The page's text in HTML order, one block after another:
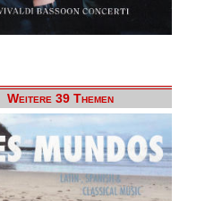
Weitere 39 Themen